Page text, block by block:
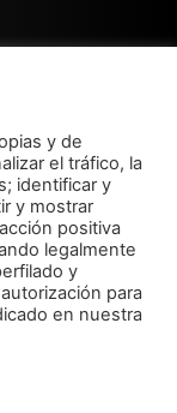
y de
el tráfico, la
identificar y
y mostrar
positiva
legalmente
y
para
en nuestra